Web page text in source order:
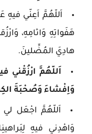
اَللّهُمَّ اَعِنّي فيهِ
هَفَواتِهِ وَاثامِهِ،
هادِيَ المُضِّلينَ.
اَللّهُمَّ ارْزُقْني
وَاِفْشاءَ وَصُحْبَةَ
اَللّهُمَّ اجْعَل
وَاهْدِني فيهِ